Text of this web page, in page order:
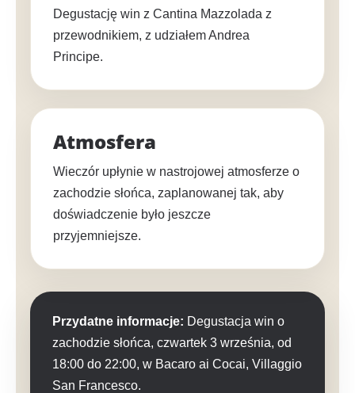
Degustację win z Cantina Mazzolada z
przewodnikiem, z udziałem Andrea
Principe.
Atmosfera
Wieczór upłynie w nastrojowej atmosferze o
zachodzie słońca, zaplanowanej tak, aby
doświadczenie było jeszcze
przyjemniejsze.
Przydatne informacje: Degustacja win o
zachodzie słońca, czwartek 3 września, od
18:00 do 22:00, w Bacaro ai Cocai, Villaggio
San Francesco.